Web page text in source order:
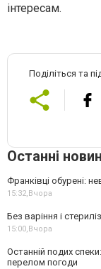
інтересам.
Поділіться та
Останні
Франківці обурені:
15:32, Вчора
Без варіння і
15:00, Вчора
Останній подих
перелом погоди